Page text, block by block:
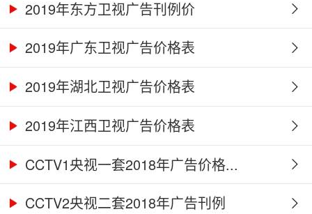
2019年东方卫视广告刊例价
2019年广东卫视广告价格表
2019年湖北卫视广告价格表
2019年江西卫视广告价格表
CCTV1央视一套2018年广告价格...
CCTV2央视二套2018年广告刊例